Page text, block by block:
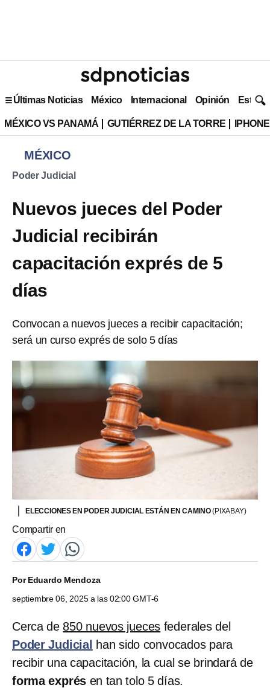
Últimas Noticias México Internacional Opinión Estilo
MÉXICO VS PANAMÁ GUTIÉRREZ DE LA TORRE
MÉXICO
Poder Judicial
Nuevos jueces del Poder
Judicial recibirán
capacitación exprés de 5
días
Convocan a nuevos jueces a recibir capacitación;
será un curso exprés de solo 5 días
ELECCIONES EN PODER JUDICIAL ESTÁN EN CAMINO(PIXABAY)
Compartir en
PorEduardo Mendoza
septiembre 06, 2025 a las 02:00 GMT-6
Cerca de 850 nuevos jueces federales del
Poder Judicial han sido convocados para
recibir una capacitación, la cual se brindará de
forma exprés en tan tolo 5 días.